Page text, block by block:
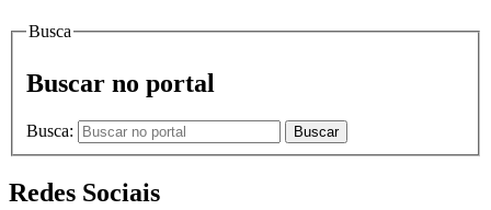
Busca
Buscar no portal
Busca: Buscar
Redes Sociais